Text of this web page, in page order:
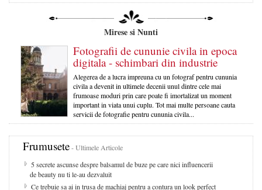
Mirese si Nunti
Fotografii de cununie civila in epoca
digitala - schimbari din industrie
Alegerea de a lucra impreuna cu un fotograf pentru cununia
civila a devenit in ultimele decenii unul dintre cele mai
frumoase moduri prin care poate fi imortalizat un moment
important in viata unui cuplu. Tot mai multe persoane cauta
servicii de fotografie pentru cununia civila...
Frumusete- Ultimele Articole
5 secrete ascunse despre balsamul de buze pe care nici influencerii
de beauty nu ti le-au dezvaluit
Ce trebuie sa ai in trusa de machiaj pentru a contura un look perfect